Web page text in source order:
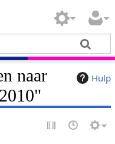
Hulp
naar